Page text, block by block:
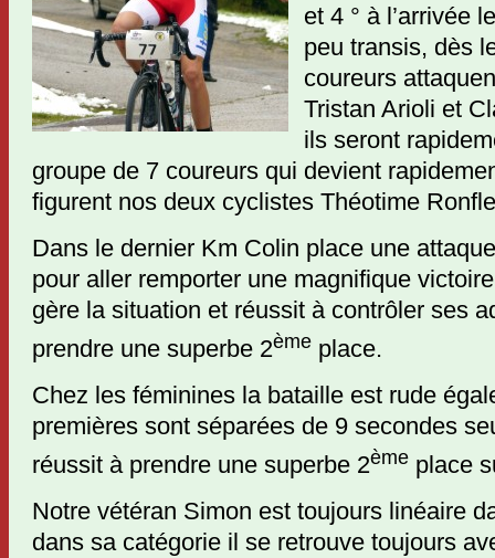
et 4 ° à l’arrivée
peu transis, dès
coureurs
Tristan Arioli et
ils seront
groupe de 7 coureurs qui devient
figurent nos deux cyclistes Théotime
Dans le dernier Km Colin place une
pour aller remporter une magnifique
gère la situation et réussit à contrôler ses
prendre une superbe 2ème place.
Chez les féminines la bataille est rude
premières sont séparées de 9 secondes
réussit à prendre une superbe 2ème place
Notre vétéran Simon est toujours linéaire
dans sa catégorie il se retrouve toujours